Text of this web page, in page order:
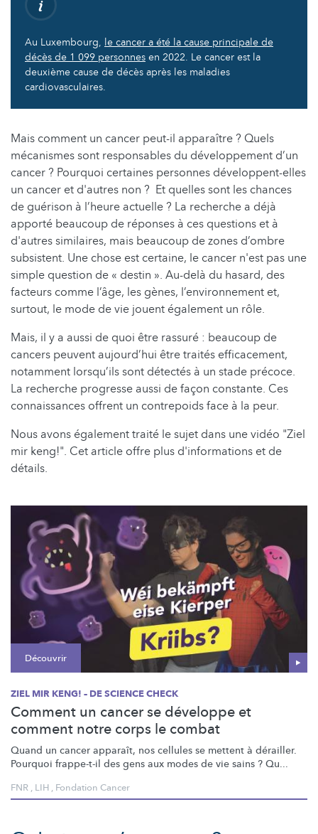
Au Luxembourg, le cancer a été la cause principale de
décès de 1 099 personnes en 2022. Le cancer est la
deuxième cause de décès après les maladies
cardiovasculaires.
Mais comment un cancer peut-il apparaître ? Quels
mécanismes sont responsables du développement d’un
cancer ? Pourquoi certaines personnes développent-elles
un cancer et d'autres non ? Et quelles sont les chances
de guérison à l’heure actuelle ? La recherche a déjà
apporté beaucoup de réponses à ces questions et à
d'autres similaires, mais beaucoup de zones d’ombre
subsistent. Une chose est certaine, le cancer n'est pas une
simple question de « destin ». Au-delà du hasard, des
facteurs comme l’âge, les gènes, l’environnement et,
surtout, le mode de vie jouent également un rôle.
Mais, il y a aussi de quoi être rassuré : beaucoup de
cancers peuvent aujourd’hui être traités efficacement,
notamment lorsqu’ils sont détectés à un stade précoce.
La recherche progresse aussi de façon constante. Ces
connaissances offrent un contrepoids face à la peur.
Nous avons également traité le sujet dans une vidéo "Ziel
mir keng!". Cet article offre plus d'informations et de
détails.
Découvrir
ZIEL MIR KENG! – DE SCIENCE CHECK
Comment un cancer se développe et
comment notre corps le combat
Quand un cancer apparaît, nos cellules se mettent à dérailler.
Pourquoi frappe-t-il des gens aux modes de vie sains ? Qu...
FNR , LIH , Fondation Cancer